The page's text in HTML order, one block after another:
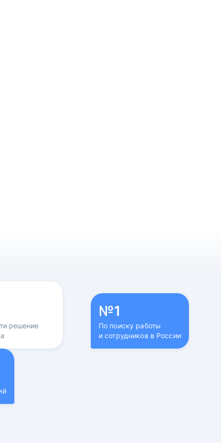
решение
№1
По поиску работы
и сотрудников в России